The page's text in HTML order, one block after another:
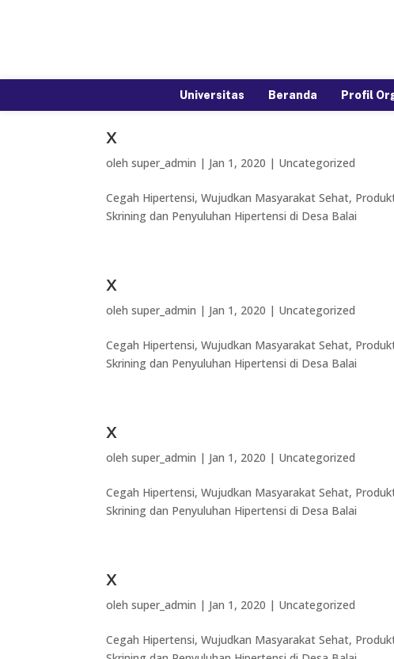
Universitas Beranda Profil
x
olehsuper_admin | Jan 1, 2020 | Uncategorized
Cegah Hipertensi, Wujudkan Masyarakat Sehat,
Skrining dan Penyuluhan Hipertensi di Desa Balai
x
olehsuper_admin | Jan 1, 2020 | Uncategorized
Cegah Hipertensi, Wujudkan Masyarakat Sehat,
Skrining dan Penyuluhan Hipertensi di Desa Balai
x
olehsuper_admin | Jan 1, 2020 | Uncategorized
Cegah Hipertensi, Wujudkan Masyarakat Sehat,
Skrining dan Penyuluhan Hipertensi di Desa Balai
x
olehsuper_admin | Jan 1, 2020 | Uncategorized
Cegah Hipertensi, Wujudkan Masyarakat Sehat,